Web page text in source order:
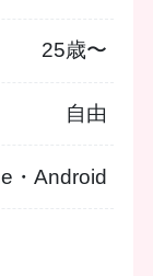
25歳〜
自由
・Android